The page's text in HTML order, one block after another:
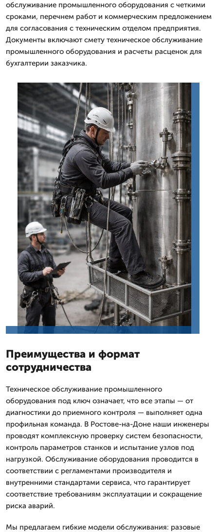
обслуживание промышленного оборудования с четкими
сроками, перечнем работ и коммерческим предложением
для согласования с техническим отделом предприятия.
Документы включают смету техническое обслуживание
промышленного оборудования и расчеты расценок для
бухгалтерии заказчика.
Преимущества и формат
сотрудничества
Техническое обслуживание промышленного
оборудования под ключ означает, что все этапы — от
диагностики до приемного контроля — выполняет одна
профильная команда. В Ростове-на-Доне наши инженеры
проводят комплексную проверку систем безопасности,
контроль параметров станков и испытание узлов под
нагрузкой. Обслуживание оборудования проводится в
соответствии с регламентами производителя и
внутренними стандартами сервиса, что гарантирует
соответствие требованиям эксплуатации и сокращение
риска аварий.
Мы предлагаем гибкие модели обслуживания: разовые